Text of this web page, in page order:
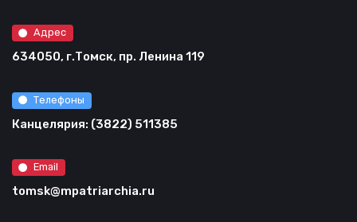
Адрес
634050, г.Томск, пр. Ленина 119
Телефоны
Канцелярия: (3822) 511385
Email
tomsk@mpatriarchia.ru